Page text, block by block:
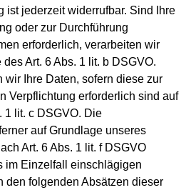
jederzeit widerrufbar. Sind Ihre
oder zur Durchführung
erforderlich, verarbeiten wir
des Art. 6 Abs. 1 lit. b DSGVO.
wir Ihre Daten, sofern diese zur
Verpflichtung erforderlich sind auf
1 lit. c DSGVO. Die
auf Grundlage unseres
Art. 6 Abs. 1 lit. f DSGVO
im Einzelfall einschlägigen
den folgenden Absätzen dieser